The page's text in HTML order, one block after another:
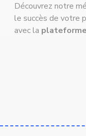
Découvrez notre
le succès de votre
avec la